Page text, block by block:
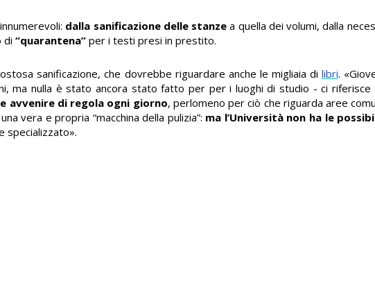
dalla sanificazione delle stanze a quella dei volumi, dalla
di “quarantena” per i testi presi in prestito.
sanificazione, che dovrebbe riguardare anche le migliaia dilibri.
ma nulla è stato ancora stato fatto per per i luoghi di studio - ci
avvenire di regola ogni giorno, perlomeno per ciò che riguarda aree
vera e propria “macchina della pulizia”: ma l’Università non ha le
specializzato».